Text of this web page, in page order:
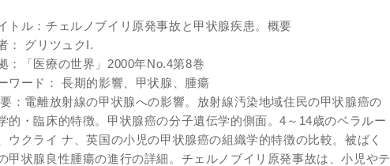
トル：チェルノブイリ原発事故と甲状腺疾患。概要
： グリツュクI.
：「医療の世界」2000年No.4第8巻
ワード： 長期的影響、甲状腺、腫瘍
：電離放射線の甲状腺への影響。放射線汚染地域住民の甲状腺癌の
的・臨床的特徴。甲状腺癌の分子遺伝学的側面。4～14歳のベラルー
ウクライ ナ、英国の小児の甲状腺癌の組織学的特徴の比較。被ばく
甲状腺良性腫瘍の進行の詳細。チェルノブイリ原発事故は、小児やテ